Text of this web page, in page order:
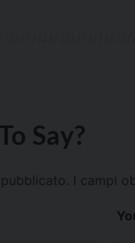
Say?
I campi